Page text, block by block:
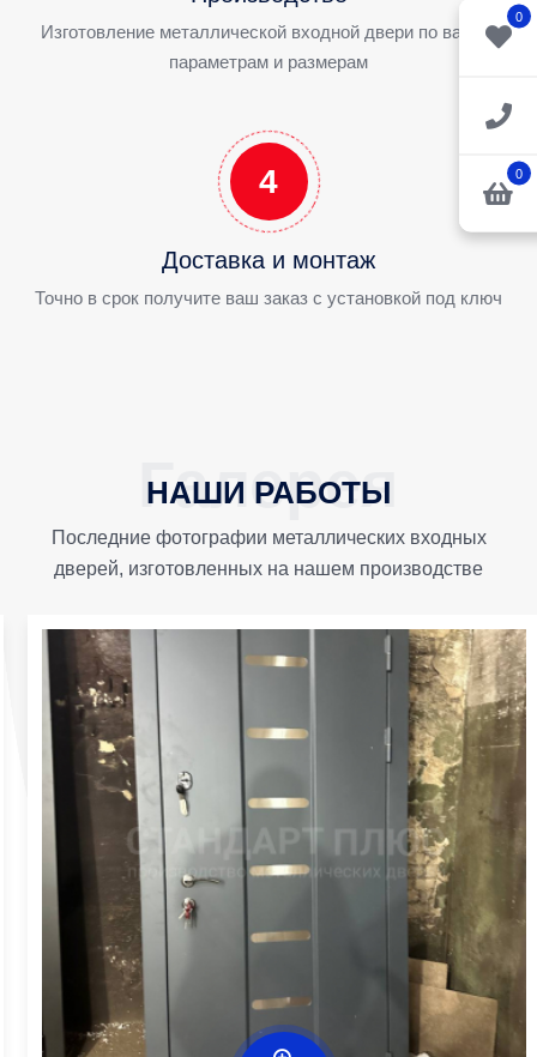
0
0
Изготовление металлической входной двери по вашим
параметрам и размерам
4
Доставка и монтаж
Точно в срок получите ваш заказ с установкой под ключ
НАШИ РАБОТЫ
Последние фотографии металлических входных
дверей, изготовленных на нашем производстве